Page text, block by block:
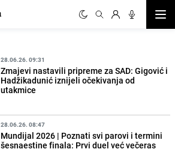
28.06.26. 09:31
Zmajevi nastavili pripreme za SAD: Gigović i
Hadžikadunić iznijeli očekivanja od
utakmice
28.06.26. 08:47
Mundijal 2026 | Poznati svi parovi i termini
šesnaestine finala: Prvi duel već večeras